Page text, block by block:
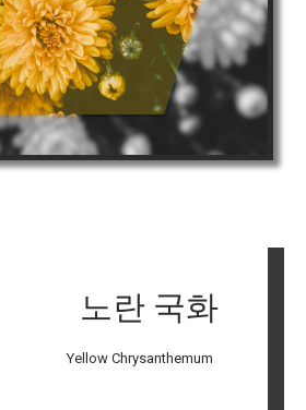
노란 국화
Yellow Chrysanthemum